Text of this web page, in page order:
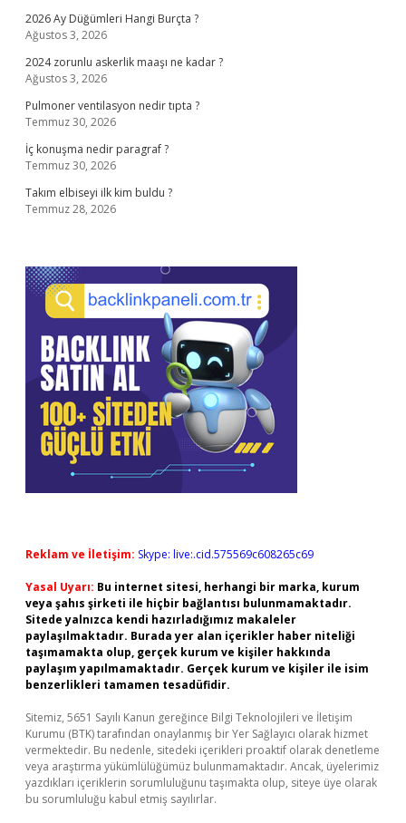
2026 Ay Düğümleri Hangi Burçta ?
Ağustos 3, 2026
2024 zorunlu askerlik maaşı ne kadar ?
Ağustos 3, 2026
Pulmoner ventilasyon nedir tıpta ?
Temmuz 30, 2026
İç konuşma nedir paragraf ?
Temmuz 30, 2026
Takım elbiseyi ilk kim buldu ?
Temmuz 28, 2026
Reklam ve İletişim: Skype: live:.cid.575569c608265c69
Yasal Uyarı: Bu internet sitesi, herhangi bir marka, kurum
veya şahıs şirketi ile hiçbir bağlantısı bulunmamaktadır.
Sitede yalnızca kendi hazırladığımız makaleler
paylaşılmaktadır. Burada yer alan içerikler haber niteliği
taşımamakta olup, gerçek kurum ve kişiler hakkında
paylaşım yapılmamaktadır. Gerçek kurum ve kişiler ile isim
benzerlikleri tamamen tesadüfidir.
Sitemiz, 5651 Sayılı Kanun gereğince Bilgi Teknolojileri ve İletişim
Kurumu (BTK) tarafından onaylanmış bir Yer Sağlayıcı olarak hizmet
vermektedir. Bu nedenle, sitedeki içerikleri proaktif olarak denetleme
veya araştırma yükümlülüğümüz bulunmamaktadır. Ancak, üyelerimiz
yazdıkları içeriklerin sorumluluğunu taşımakta olup, siteye üye olarak
bu sorumluluğu kabul etmiş sayılırlar.